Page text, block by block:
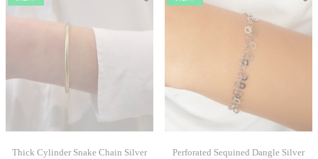
Thick Cylinder Snake Chain Silver
Perforated Sequined Dangle Silver